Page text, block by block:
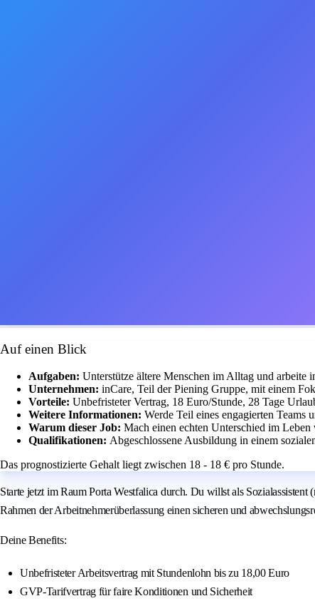
Auf einen Blick
Aufgaben: Unterstütze ältere Menschen im Alltag und arbeite
Unternehmen: inCare, Teil der Piening Gruppe, mit einem
Vorteile: Unbefristeter Vertrag, 18 Euro/Stunde, 28 Tage
Weitere Informationen: Werde Teil eines engagierten Teams
Warum dieser Job: Mach einen echten Unterschied im
Qualifikationen: Abgeschlossene Ausbildung in einem
Das prognostizierte Gehalt liegt zwischen 18 - 18 € pro Stunde.
Starte jetzt im Raum Porta Westfalica durch. Du willst als
Rahmen der Arbeitnehmerüberlassung einen sicheren und
Deine Benefits:
Unbefristeter Arbeitsvertrag mit Stundenlohn bis zu 18,00 Euro
GVP-Tarifvertrag für faire Konditionen und Sicherheit